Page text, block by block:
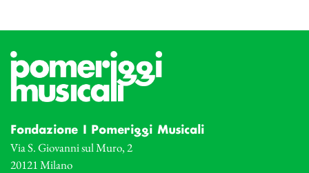
Fondazione I Pomeriggi Musicali
Via S. Giovanni sul Muro, 2
20121 Milano